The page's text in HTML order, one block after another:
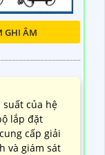
GHI ÂM
của hệ
lắp đặt
cấp giải
và giám sát